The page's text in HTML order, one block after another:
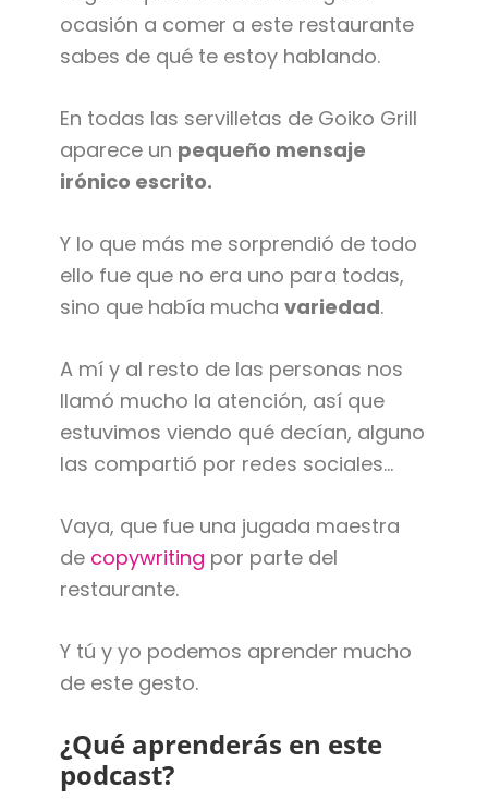
ocasión a comer a este restaurante
sabes de qué te estoy hablando.
En todas las servilletas de Goiko Grill
aparece un pequeño mensaje
irónico escrito.
Y lo que más me sorprendió de todo
ello fue que no era uno para todas,
sino que había mucha variedad.
A mí y al resto de las personas nos
llamó mucho la atención, así que
estuvimos viendo qué decían, alguno
las compartió por redes sociales…
Vaya, que fue una jugada maestra
de copywriting por parte del
restaurante.
Y tú y yo podemos aprender mucho
de este gesto.
¿Qué aprenderás en este
podcast?